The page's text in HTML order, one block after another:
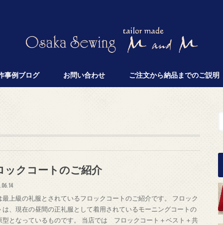
事例ブログ お問い合わせ ご注文から納品までのご説明
ックコートのご紹介
最上級の礼服とされているフロックコートのご紹介です。 フロック
は、現在の昼間の正礼服として着用されているモーニングコートの
型となっているものです。 当店では フロックコート＋ベスト＋共